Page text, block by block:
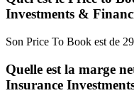
Investments &
Son Price To Book est de
Quelle est la marge
Insurance